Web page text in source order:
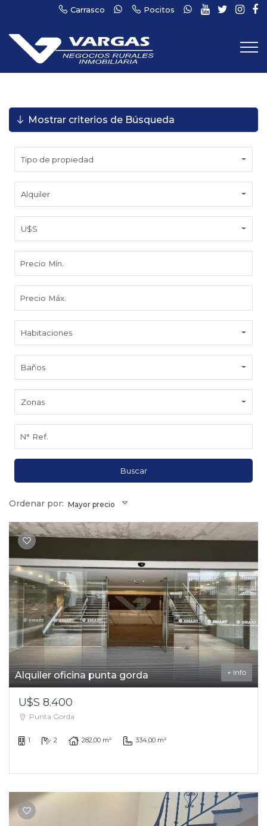
Carrasco Pocitos
Mostrar criterios de Búsqueda
Tipo de propiedad
Alquiler
U$S
Habitaciones
Baños
Zonas
Buscar
Ordenar por: Mayor precio
Alquiler oficina punta gorda + Info
U$S 8.400
Punta Gorda
1 2 282,00 m² 334,00 m²